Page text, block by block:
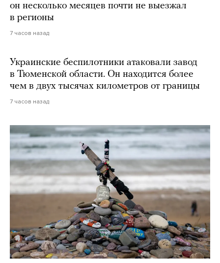
он несколько месяцев почти не выезжал
в регионы
7 часов назад
Украинские беспилотники атаковали завод
в Тюменской области. Он находится более
чем в двух тысячах километров от границы
7 часов назад